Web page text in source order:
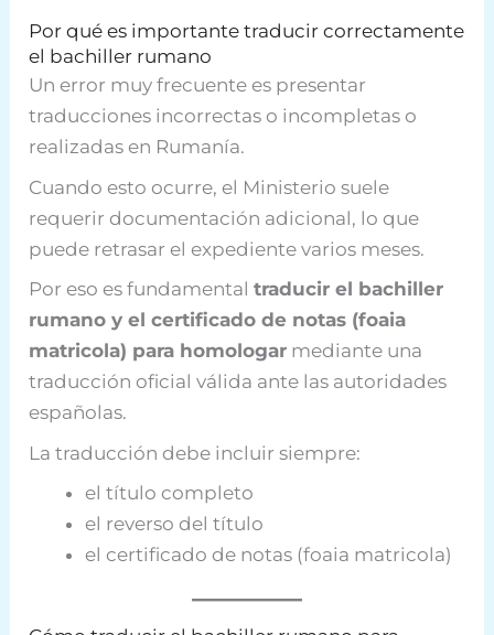
Por qué es importante traducir correctamente
el bachiller rumano
Un error muy frecuente es presentar
traducciones incorrectas o incompletas o
realizadas en Rumanía.
Cuando esto ocurre, el Ministerio suele
requerir documentación adicional, lo que
puede retrasar el expediente varios meses.
Por eso es fundamentaltraducir el bachiller
rumano y el certificado de notas (foaia
matricola) para homologar mediante una
traducción oficial válida ante las autoridades
españolas.
La traducción debe incluir siempre:
el título completo
el reverso del título
el certificado de notas (foaia matricola)